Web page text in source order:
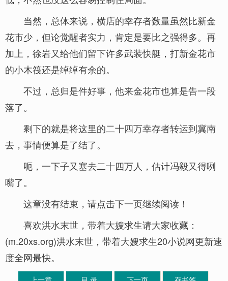
当然，总体来说，横店的幸存者数量虽然比新金
花市少，但论觉醒者实力，肯定是要比之强得多。再
加上，徐岩又给他们留下许多武装快艇，打新金花市
的小木筏还是绰绰有余的。
不过，总归是件好事，他来金花市也算是告一段
落了。
剩下的就是将这里的二十四万幸存者转运到冀南
去，事情便算是了结了。
呃，一下子又塞去二十四万人，估计冯毅又得咧
嘴了。
这章没有结束，请点击下一页继续阅读！
喜欢洪水末世，带着大嫂求生请大家收藏：
(m.20xs.org)洪水末世，带着大嫂求生20小说网更新速
度全网最快。